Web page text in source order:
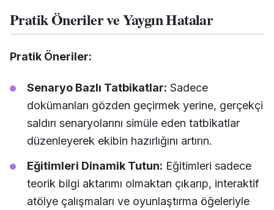
Pratik Öneriler ve Yaygın Hatalar
Pratik Öneriler:
Senaryo Bazlı Tatbikatlar: Sadece
dokümanları gözden geçirmek yerine, gerçekçi
saldırı senaryolarını simüle eden tatbikatlar
düzenleyerek ekibin hazırlığını artırın.
Eğitimleri Dinamik Tutun: Eğitimleri sadece
teorik bilgi aktarımı olmaktan çıkarıp, interaktif
atölye çalışmaları ve oyunlaştırma öğeleriyle